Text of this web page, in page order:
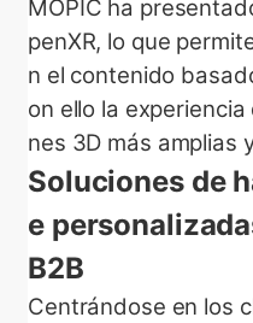
MOPIC ha
penXR, lo que
n el contenido
on ello la
nes 3D más amplias
Soluciones de
e
B2B
Centrándose en los